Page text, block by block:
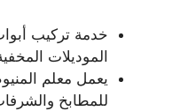
خدمة تركيب
الموديلات
يعمل معلم
للمطابخ